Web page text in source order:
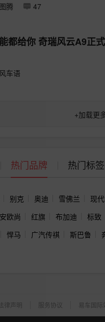
腾 47
都给你 奇瑞风云A9正
车语
+加载更
热门品牌 热门标签
别克 奥迪 雪佛兰
现代
欧尚 红旗 布加迪
标致
悍马 广汽传祺 斯巴鲁
法律声明 服务协议 易车国际